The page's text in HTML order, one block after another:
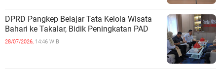
DPRD Pangkep Belajar Tata Kelola Wisata
Bahari ke Takalar, Bidik Peningkatan PAD
28/07/2026, 14:46 WIB